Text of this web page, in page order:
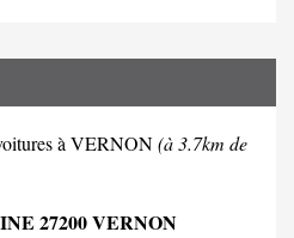
à VERNON(à 3.7km de
27200 VERNON